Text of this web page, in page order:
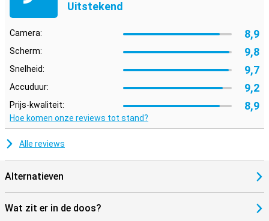
Uitstekend
Camera: 8,9
Scherm: 9,8
Snelheid: 9,7
Accuduur: 9,2
Prijs-kwaliteit: 8,9
Hoe komen onze reviews tot stand?
Alle reviews
Alternatieven
Wat zit er in de doos?